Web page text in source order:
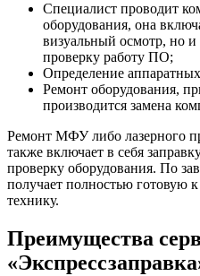
Специалист проводит
оборудования, она
визуальный осмотр, но
проверку работу ПО;
Определение
Ремонт оборудования,
производится замена
Ремонт МФУ либо лазерного
также включает в себя
проверку оборудования. По
получает полностью готовую
технику.
Преимущества